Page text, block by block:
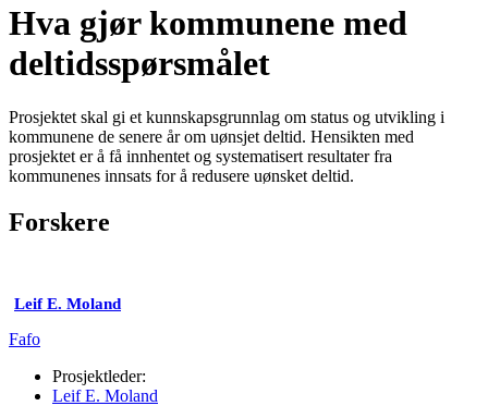
Hva gjør kommunene med
deltidsspørsmålet
Prosjektet skal gi et kunnskapsgrunnlag om status og utvikling i
kommunene de senere år om uønsjet deltid. Hensikten med
prosjektet er å få innhentet og systematisert resultater fra
kommunenes innsats for å redusere uønsket deltid.
Forskere
Leif E. Moland
Fafo
Prosjektleder:
Leif E. Moland